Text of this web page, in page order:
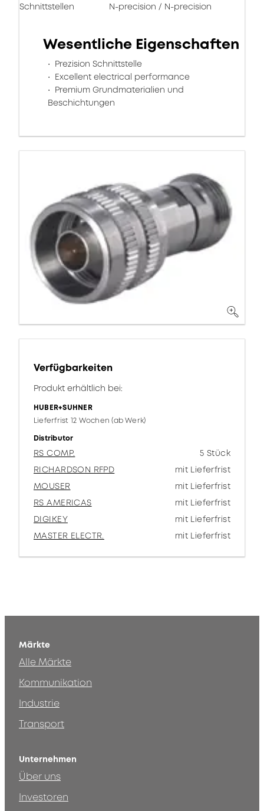
Schnittstellen N-precision / N-precision
Wesentliche Eigenschaften
Prezision Schnittstelle
Excellent electrical performance
Premium Grundmaterialien und
Beschichtungen
Verfügbarkeiten
Produkt erhältlich bei:
HUBER+SUHNER
Lieferfrist 12 Wochen (ab Werk)
Distributor
RS COMP.
5 Stück
RICHARDSON RFPD
mit Lieferfrist
MOUSER
mit Lieferfrist
RS AMERICAS
mit Lieferfrist
DIGIKEY
mit Lieferfrist
MASTER ELECTR.
mit Lieferfrist
Märkte
Alle Märkte
Kommunikation
Industrie
Transport
Unternehmen
Über uns
Investoren